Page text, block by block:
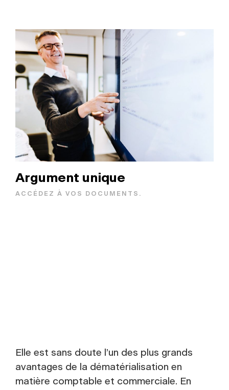
Argument unique
ACCÉDEZ À VOS DOCUMENTS.
Elle est sans doute l’un des plus grands
avantages de la dématérialisation en
matière comptable et commerciale. En